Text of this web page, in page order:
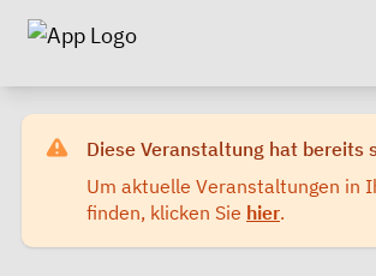
Diese Veranstaltung hat bereits
Um aktuelle Veranstaltungen in
finden, klicken Sie hier.